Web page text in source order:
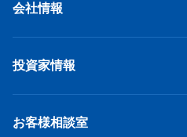
会社情報
投資家情報
お客様相談室